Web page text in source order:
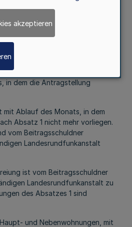
unbefristet. Sie beginnt mit dem
die Voraussetzungen nach
der Antrag innerhalb von drei
der Antrag erst zu einem
so beginnt die Befreiung mit
in dem die Antragstellung
mit Ablauf des Monats, in dem
Absatz 1 nicht mehr vorliegen.
vom Beitragsschuldner
Landesrundfunkanstalt
ist vom Beitragsschuldner
Landesrundfunkanstalt zu
des Absatzes 1 sind
und Nebenwohnungen, mit
akzeptieren